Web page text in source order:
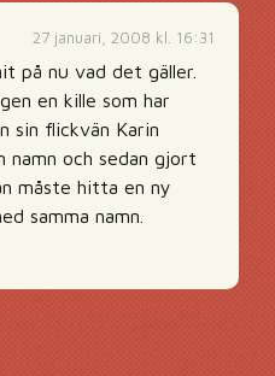
27 januari, 2008 kl. 16:31
på nu vad det gäller.
en kille som har
sin flickvän Karin
namn och sedan gjort
måste hitta en ny
samma namn.